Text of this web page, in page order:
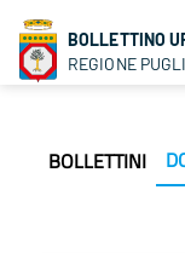
BOLLETTINO
REGIONE
BOLLETTINI